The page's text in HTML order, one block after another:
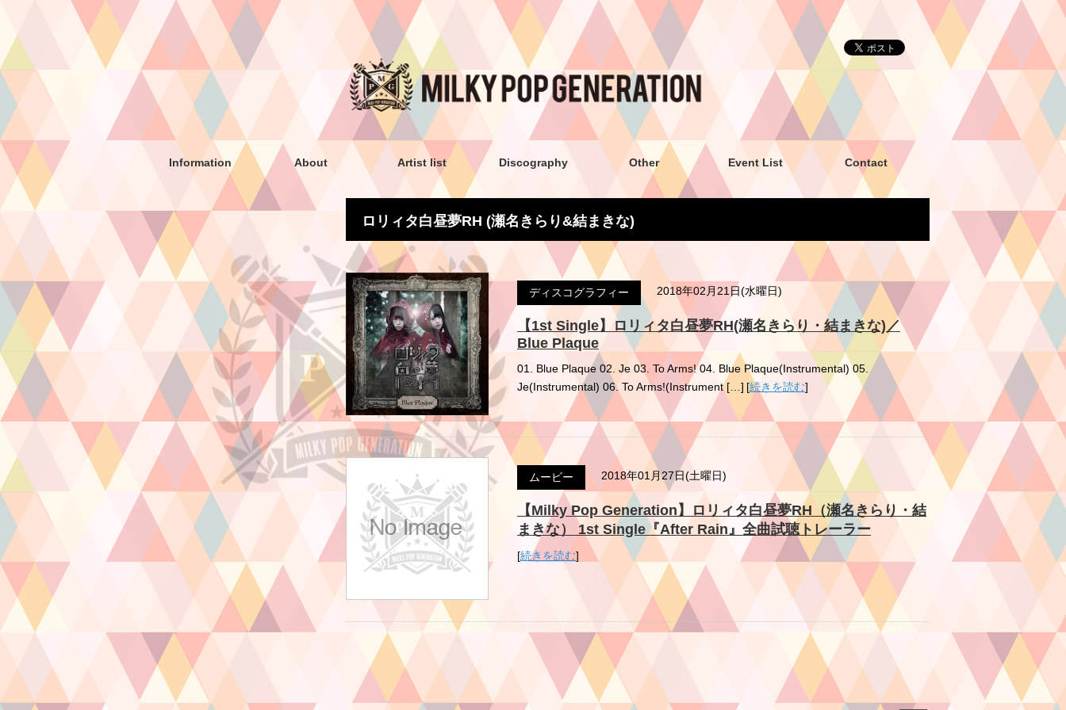
Information About Artist list Discography Other Event List Contact
ロリィタ白昼夢RH (瀬名きらり&結まきな)
ディスコグラフィー 2018年02月21日(水曜日)
【1st Single】ロリィタ白昼夢RH(瀬名きらり・結まきな)／
Blue Plaque
01. Blue Plaque 02. Je 03. To Arms! 04. Blue Plaque(Instrumental) 05.
Je(Instrumental) 06. To Arms!(Instrument […] [続きを読む]
ムービー 2018年01月27日(土曜日)
【Milky Pop Generation】ロリィタ白昼夢RH（瀬名きらり・結
まきな） 1st Single『After Rain』全曲試聴トレーラー
[続きを読む]